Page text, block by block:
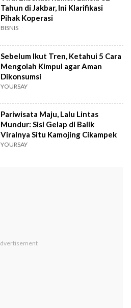
Tahun di Jakbar, Ini Klarifikasi
Pihak Koperasi
BISNIS
Sebelum Ikut Tren, Ketahui 5 Cara
Mengolah Kimpul agar Aman
Dikonsumsi
YOURSAY
Pariwisata Maju, Lalu Lintas
Mundur: Sisi Gelap di Balik
Viralnya Situ Kamojing Cikampek
YOURSAY